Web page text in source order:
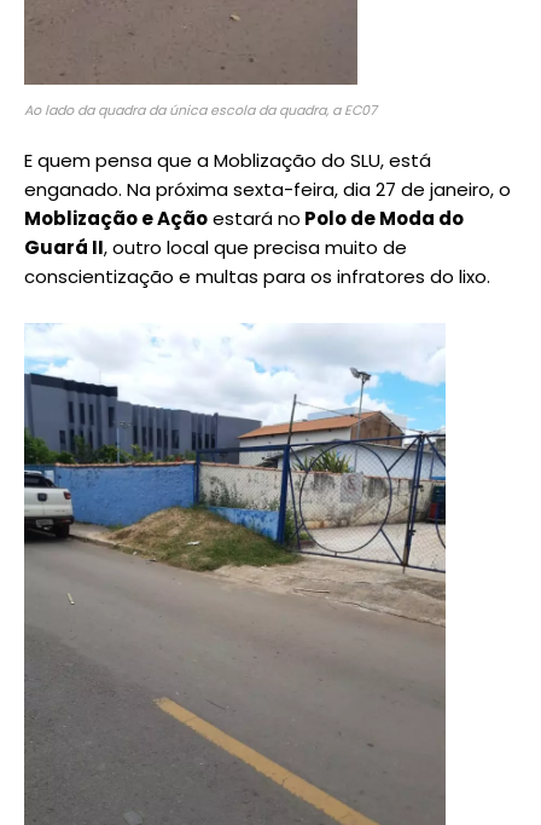
Ao lado da quadra da única escola da quadra, a EC07
E quem pensa que a Moblização do SLU, está
enganado. Na próxima sexta-feira, dia 27 de janeiro, o
Moblização e Açãoestará no Polo de Moda do
Guará II, outro local que precisa muito de
conscientização e multas para os infratores do lixo.